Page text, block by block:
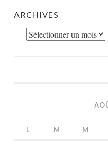
ARCHIVES
Archives
L M M